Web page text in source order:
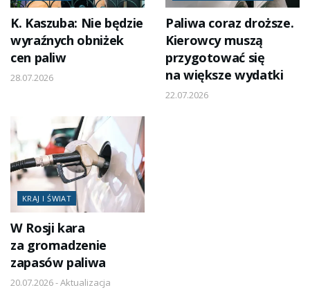
K. Kaszuba: Nie będzie
wyraźnych obniżek
cen paliw
28.07.2026
Paliwa coraz droższe.
Kierowcy muszą
przygotować się
na większe wydatki
22.07.2026
KRAJ I ŚWIAT
W Rosji kara
za gromadzenie
zapasów paliwa
20.07.2026 - Aktualizacja